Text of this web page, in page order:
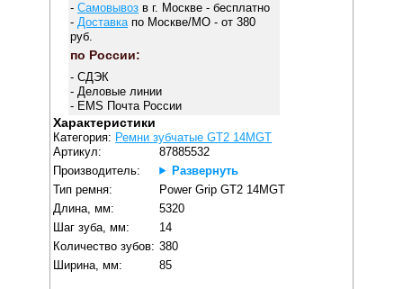
- Самовывозв г. Москве - бесплатно
- Доставкапо Москве/МО - от 380
руб.
по России:
- СДЭК
- Деловые линии
- EMS Почта России
Характеристики
Категория: Ремни зубчатые GT2 14MGT
Артикул:
87885532
Производитель:
Развернуть
Тип ремня:
Power Grip GT2 14MGT
Длина, мм:
5320
Шаг зуба, мм:
14
Количество зубов: 380
Ширина, мм:
85